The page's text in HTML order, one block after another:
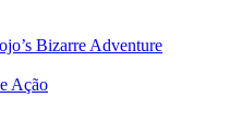
Bizarre Adventure
Ação